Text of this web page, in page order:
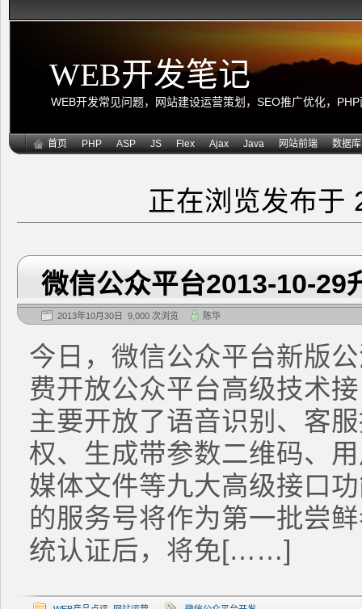
WEB开发笔记
WEB开发常见问题，网站建设运营策划，SEO推广优化，
首页 PHP ASP JS Flex Ajax Java 网站前端 数据库
正在浏览发布于
微信公众平台2013-10-29
2013年10月30日 9,000 次浏览 陈华
今日，微信公众平台新版
费开放公众平台高级技术
主要开放了语音识别、客
权、生成带参数二维码、
媒体文件等九大高级接口
的服务号将作为第一批尝
统认证后，将免[……]